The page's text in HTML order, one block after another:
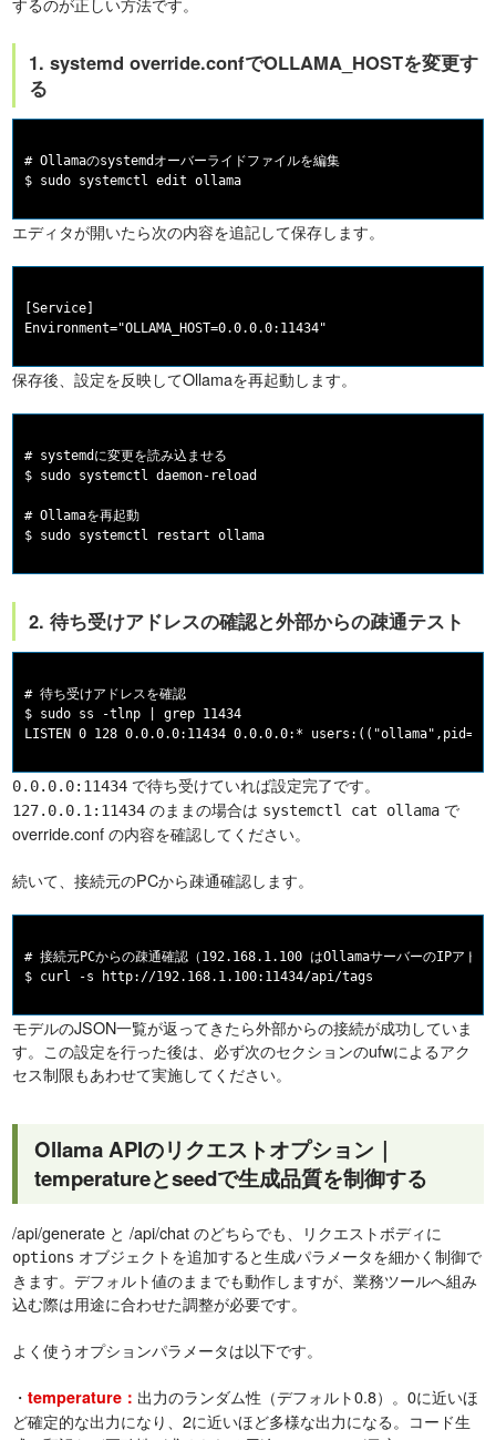
1. systemd override.confでOLLAMA_HOSTを変更す
る
# Ollamaのsystemdオーバーライドファイルを編集
エディタが開いたら次の内容を追記して保存します。
[Service]
保存後、設定を反映してOllamaを再起動します。
# systemdに変更を読み込ませる
$ sudo systemctl daemon-reload
# Ollamaを再起動
2. 待ち受けアドレスの確認と外部からの疎通テスト
# 待ち受けアドレスを確認
$ sudo ss -tlnp | grep 11434
0.0.0.0:11434 で待ち受けていれば設定完了です。
127.0.0.1:11434 のままの場合は systemctl cat ollama で
override.conf の内容を確認してください。
続いて、接続元のPCから疎通確認します。
# 接続元PCからの疎通確認（192.168.1.100 はOllamaサーバーのIPアドレ
モデルのJSON一覧が返ってきたら外部からの接続が成功していま
す。この設定を行った後は、必ず次のセクションのufwによるアク
セス制限もあわせて実施してください。
Ollama APIのリクエストオプション｜
temperatureとseedで生成品質を制御する
/api/generate と /api/chat のどちらでも、リクエストボディに
options オブジェクトを追加すると生成パラメータを細かく制御で
きます。デフォルト値のままでも動作しますが、業務ツールへ組み
込む際は用途に合わせた調整が必要です。
よく使うオプションパラメータは以下です。
・temperature： 出力のランダム性（デフォルト0.8）。0に近いほ
ど確定的な出力になり、2に近いほど多様な出力になる。コード生